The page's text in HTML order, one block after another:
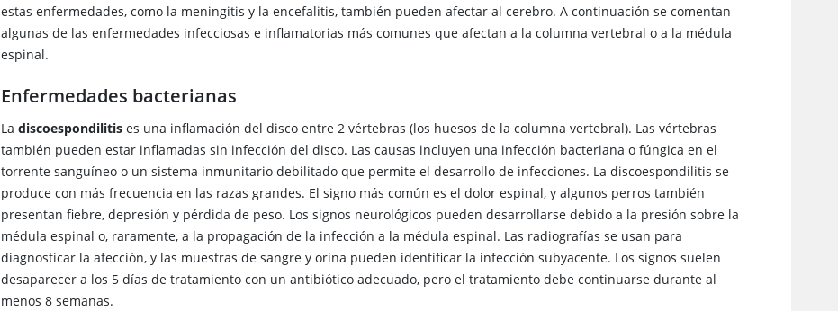
estas enfermedades, como la meningitis y la encefalitis, también pueden afectar al cerebro. A continuación se comentan
algunas de las enfermedades infecciosas e inflamatorias más comunes que afectan a la columna vertebral o a la médula
espinal.
Enfermedades bacterianas
Ladiscoespondilitis es una inflamación del disco entre 2 vértebras (los huesos de la columna vertebral). Las vértebras
también pueden estar inflamadas sin infección del disco. Las causas incluyen una infección bacteriana o fúngica en el
torrente sanguíneo o un sistema inmunitario debilitado que permite el desarrollo de infecciones. La discoespondilitis se
produce con más frecuencia en las razas grandes. El signo más común es el dolor espinal, y algunos perros también
presentan fiebre, depresión y pérdida de peso. Los signos neurológicos pueden desarrollarse debido a la presión sobre la
médula espinal o, raramente, a la propagación de la infección a la médula espinal. Las radiografías se usan para
diagnosticar la afección, y las muestras de sangre y orina pueden identificar la infección subyacente. Los signos suelen
desaparecer a los 5 días de tratamiento con un antibiótico adecuado, pero el tratamiento debe continuarse durante al
menos 8 semanas.